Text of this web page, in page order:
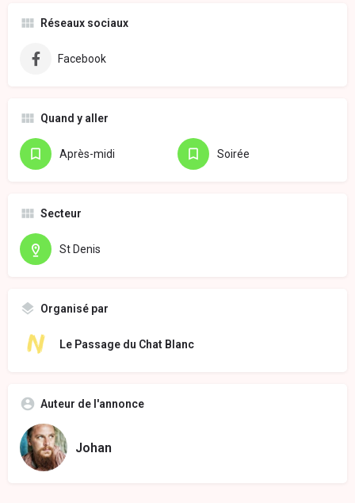
Réseaux sociaux
Facebook
Quand y aller
Après-midi Soirée
Secteur
St Denis
Organisé par
Le Passage du Chat Blanc
Auteur de l'annonce
Johan